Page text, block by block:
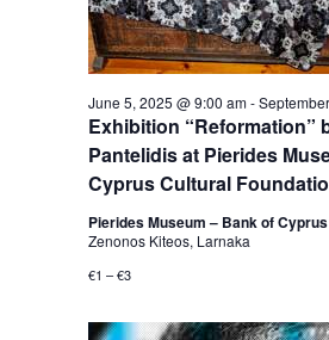
Exhibition “Reformation”
Pantelidis at Pierides
Cyprus Cultural
June 5, 2025 @ 9:00 am-
Pierides Museum – Bank of
Zenonos Kiteos, Larnaka
€1 – €3